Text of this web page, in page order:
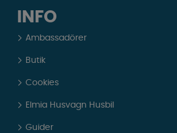
INFO
Ambassadörer
Butik
Cookies
Elmia Husvagn Husbil
Guider